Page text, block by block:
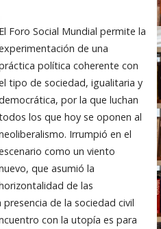
El Foro Social Mundial permite la
de una
política coherente con
tipo de sociedad, igualitaria y
por la que luchan
los que hoy se oponen al
Irrumpió en el
como un viento
que asumió la
de las
de la sociedad civil
con la utopía es para